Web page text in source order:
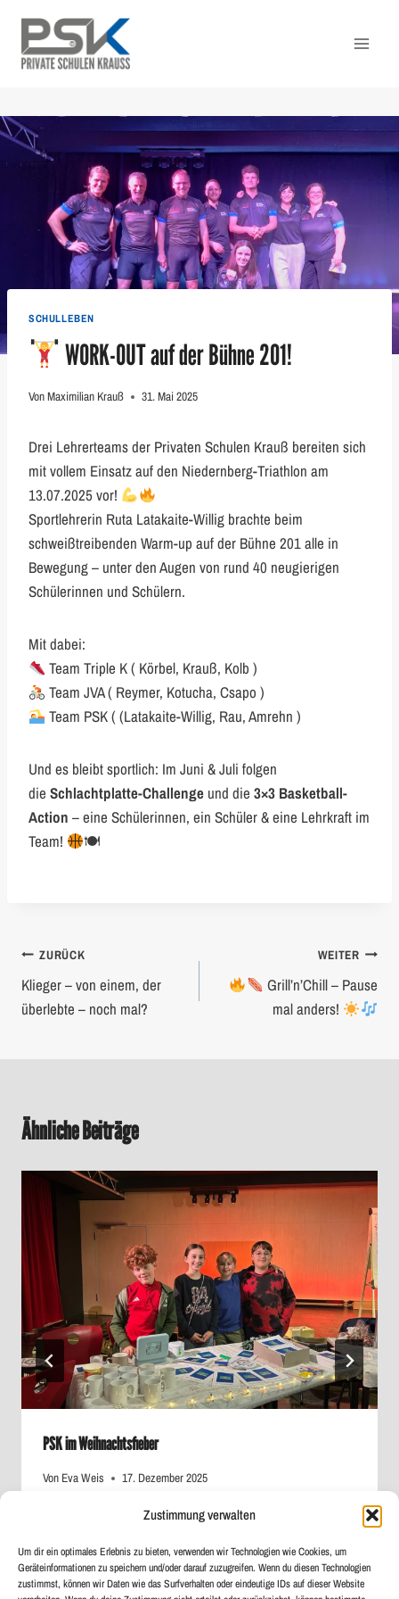
Zustimmung verwalten
Um dir ein optimales Erlebnis zu bieten, verwenden wir Technologien wie Cookies, um
Geräteinformationen zu speichern und/oder darauf zuzugreifen. Wenn du diesen Technologien
zustimmst, können wir Daten wie das Surfverhalten oder eindeutige IDs auf dieser Website
Inhalt
springen
SCHULLEBEN
WORK-OUT auf der Bühne 201!
VonMaximilian Krauß 31. Mai 2025
Drei Lehrerteams der Privaten Schulen Krauß bereiten sich
mit vollem Einsatz auf den Niedernberg-Triathlon am
13.07.2025 vor!
Sportlehrerin Ruta Latakaite-Willig brachte beim
schweißtreibenden Warm-up auf der Bühne 201 alle in
Bewegung – unter den Augen von rund 40 neugierigen
Schülerinnen und Schülern.
Mit dabei:
Team Triple K ( Körbel, Krauß, Kolb )
Team JVA ( Reymer, Kotucha, Csapo )
Team PSK ( (Latakaite-Willig, Rau, Amrehn )
Und es bleibt sportlich: Im Juni & Juli folgen
die Schlachtplatte-Challenge und die 3×3 Basketball-
Action – eine Schülerinnen, ein Schüler & eine Lehrkraft im
Team!
🍽
Beitragsnavigation
ZURÜCK
Klieger – von einem, der
überlebte – noch mal?
WEITER
Grill’n’Chill – Pause
mal anders!
Ähnliche Beiträge
PSK im Weihnachtsfieber
Von Eva Weis 17. Dezember 2025